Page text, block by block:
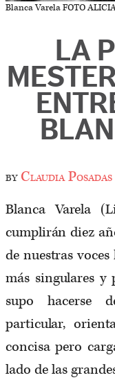
Blanca Varela FOTO
LA
byClaudia Posadas
Blanca Varela
cumplirán diez
de nuestras
más singulares y
supo hacerse
particular,
concisa pero
lado de las